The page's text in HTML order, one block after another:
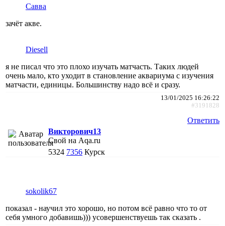
Савва
зачëт акве.
Diesell
я не писал что это плохо изучать матчасть. Таких людей
очень мало, кто уходит в становление аквариума с изучения
матчасти, единицы. Большинству надо всë и сразу.
13/01/2025 16:26:22
#3191828
Ответить
Викторович13
Свой на Aqa.ru
5324 7356 Курск
sokolik67
показал - научил это хорошо, но потом всё равно что то от
себя умного добавишь))) усовершенствуешь так сказать .